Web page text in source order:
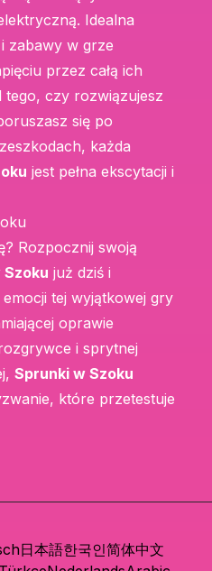
Idealna
zabawy w grze
przez całą ich
tego, czy rozwiązujesz
się po
każda
jest pełna ekscytacji i
Rozpocznij swoją
już dziś i
tej wyjątkowej gry
oprawie
i sprytnej
Sprunki w Szoku
które przetestuje
日本語한국인简体中文